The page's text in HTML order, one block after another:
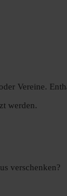
Vereine.
werden.
verschenken?